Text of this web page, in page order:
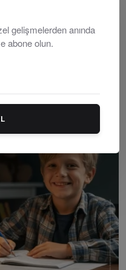
6’yı Tanıttı
gelişmelerden anında
abone olun.